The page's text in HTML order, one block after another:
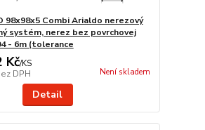
98x98x5 Combi Arialdo nerezový
systém, nerez bez povrchovej
- 6m (tolerance
Kč/KS
DPH Není skladem
Detail